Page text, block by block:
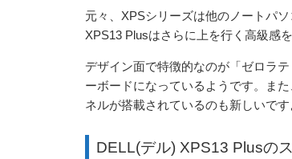
元々、XPSシリーズは他のノートパ
XPS13 Plusはさらに上を行く高級感
デザイン面で特徴的なのが「ゼロラ
ーボードになっているようです。ま
ネルが搭載されているのも新しいです
DELL(デル) XPS13 Plusの